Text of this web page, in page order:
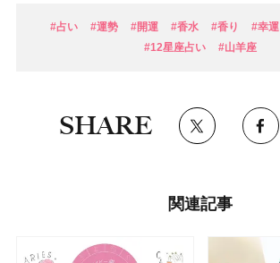
#占い #運勢 #開運 #香水 #香り #幸運
#12星座占い
#山羊座
SHARE
関連記事